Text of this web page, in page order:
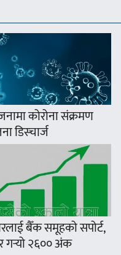
कोरोना संक्रमण
डिस्चार्ज
बैँक समूहको सपोर्ट,
गर्‍यो २६०० अंक